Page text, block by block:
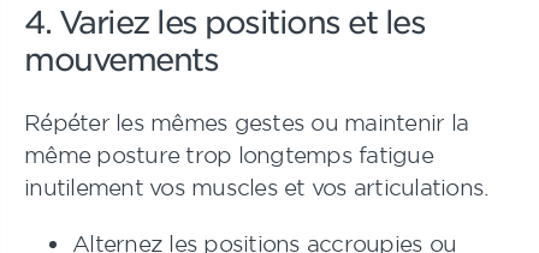
4. Variez les positions et les
mouvements
Répéter les mêmes gestes ou maintenir la
même posture trop longtemps fatigue
inutilement vos muscles et vos articulations.
Alternez les positions accroupies ou